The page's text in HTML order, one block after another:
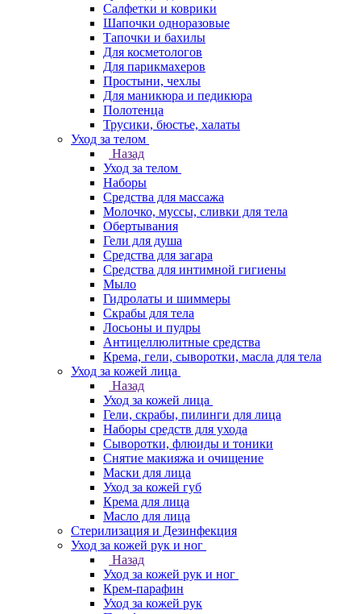
Салфетки и коврики
Шапочки одноразовые
Тапочки и бахилы
Для косметологов
Для парикмахеров
Простыни, чехлы
Для маникюра и педикюра
Полотенца
Трусики, бюстье, халаты
Уход за телом
Назад
Уход за телом
Наборы
Средства для массажа
Молочко, муссы, сливки для тела
Обертывания
Гели для душа
Средства для загара
Средства для интимной гигиены
Мыло
Гидролаты и шиммеры
Скрабы для тела
Лосьоны и пудры
Антицеллюлитные средства
Крема, гели, сыворотки, масла для тела
Уход за кожей лица
Назад
Уход за кожей лица
Гели, скрабы, пилинги для лица
Наборы средств для ухода
Сыворотки, флюиды и тоники
Снятие макияжа и очищение
Маски для лица
Уход за кожей губ
Крема для лица
Масло для лица
Стерилизация и Дезинфекция
Уход за кожей рук и ног
Назад
Уход за кожей рук и ног
Крем-парафин
Уход за кожей рук